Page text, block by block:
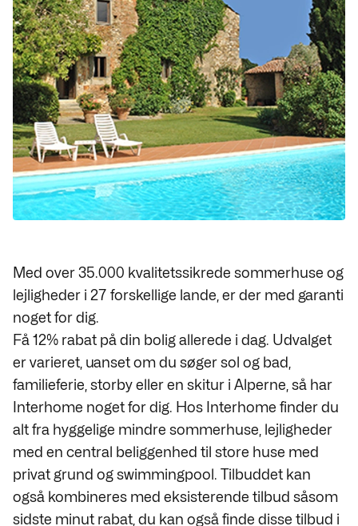
Med over 35.000 kvalitetssikrede sommerhuse og
lejligheder i 27 forskellige lande, er der med garanti
noget for dig.
Få 12% rabat på din bolig allerede i dag. Udvalget
er varieret, uanset om du søger sol og bad,
familieferie, storby eller en skitur i Alperne, så har
Interhome noget for dig. Hos Interhome finder du
alt fra hyggelige mindre sommerhuse, lejligheder
med en central beliggenhed til store huse med
privat grund og swimmingpool. Tilbuddet kan
også kombineres med eksisterende tilbud såsom
sidste minut rabat, du kan også finde disse tilbud i